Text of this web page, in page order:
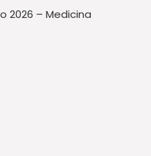
2026 – Medicina